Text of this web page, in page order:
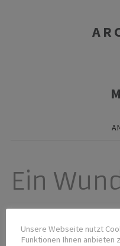
Ein
Mit 54 nochmals ein Baby.
Wunder! Dr. Hermann und
Unsere Webseite nutzt
Funktionen Ihnen anbieten